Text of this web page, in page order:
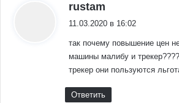
rustam
11.03.2020 в 16:02
так почему повышение цен
машины малибу и
трекер они пользуются
Ответить